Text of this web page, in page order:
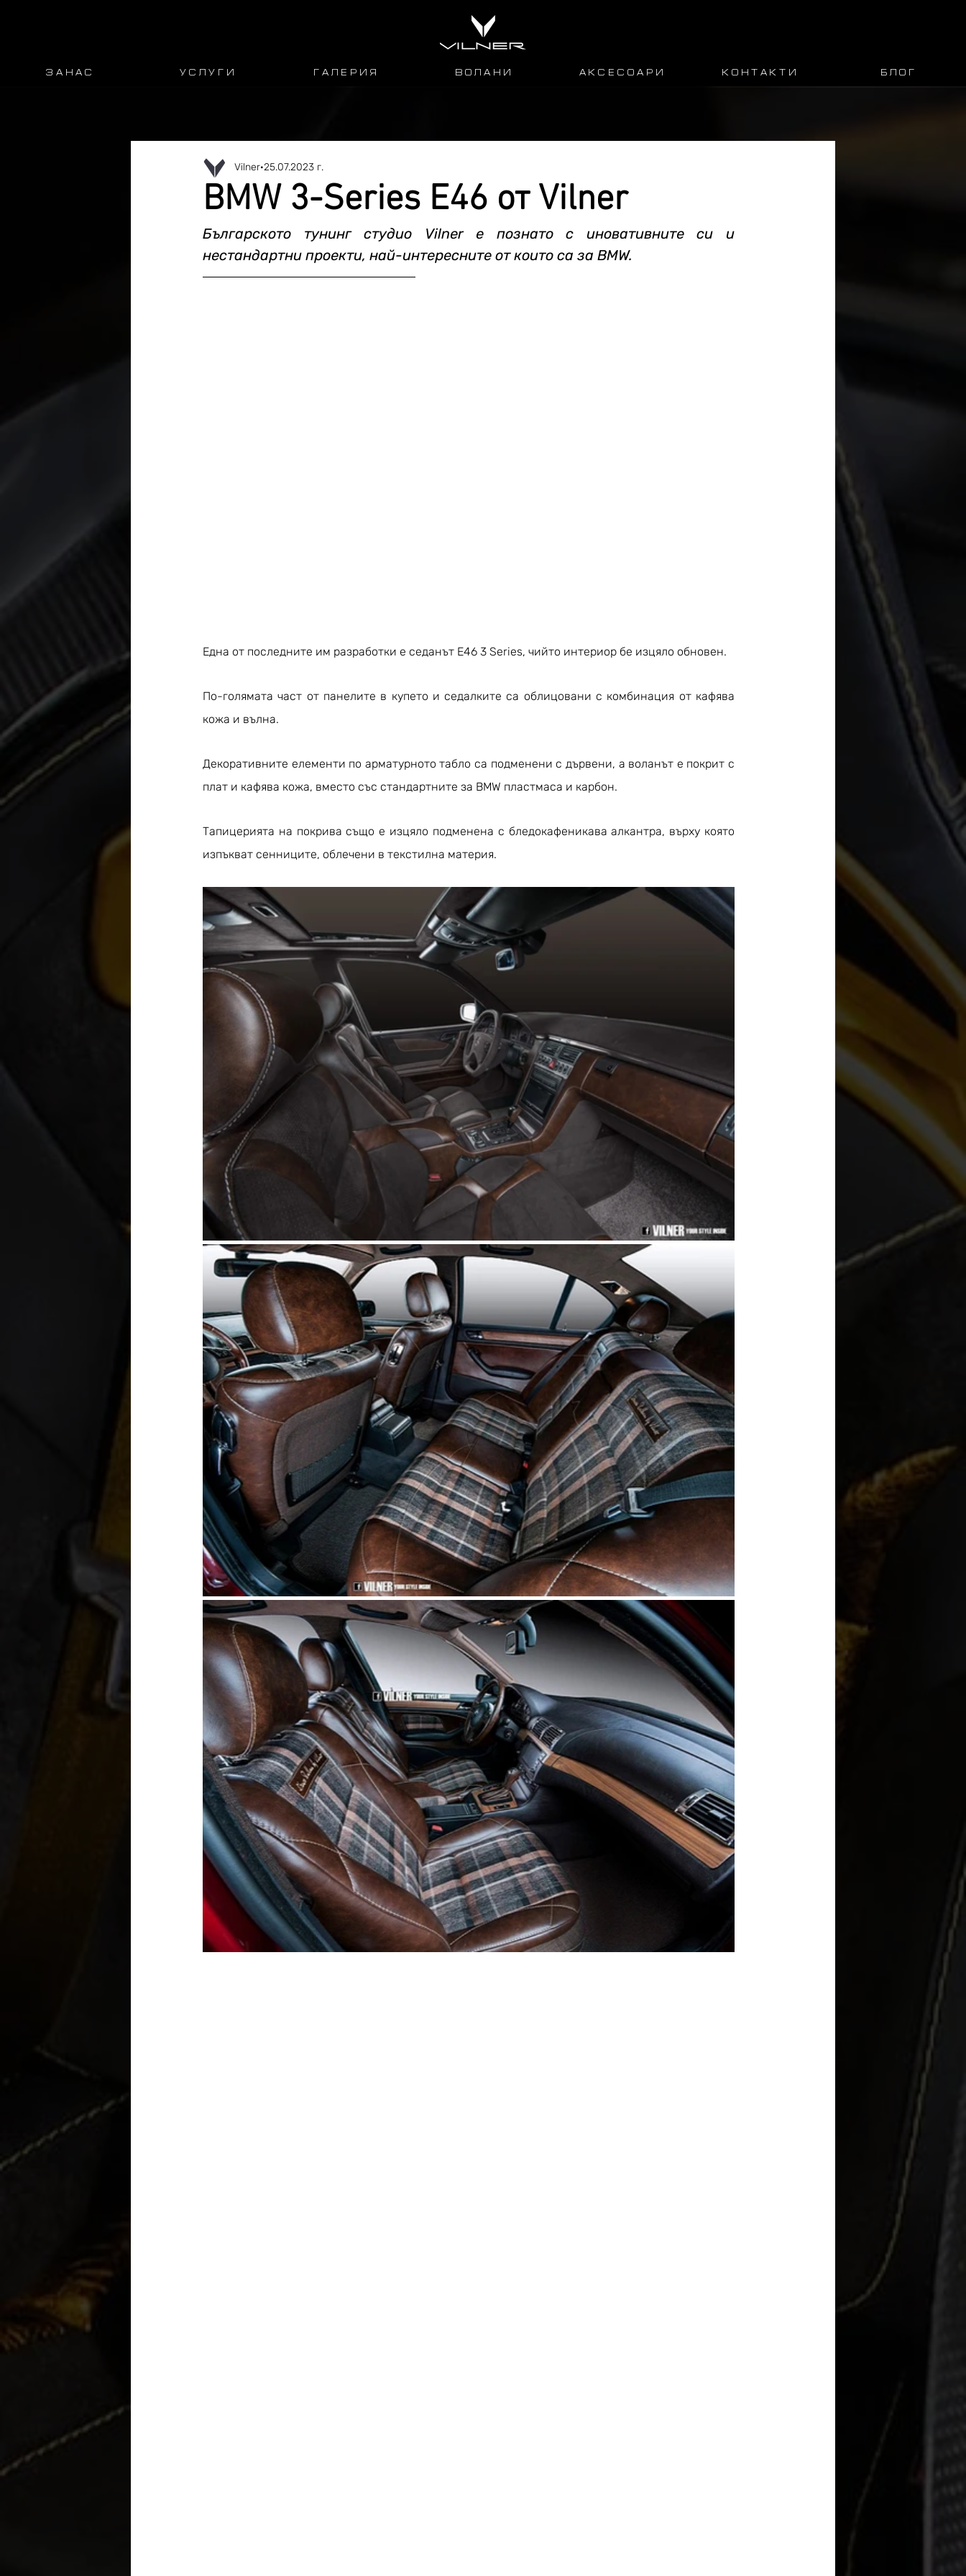
З А Н А С У С Л У Г И Г А Л Е Р И Я В О Л А Н И А К С Е С О А Р И К О Н Т А К Т И Б Л О Г
BMW 3-Series E46 от Vilner
Vilner 25.07.2023 г.
Българското тунинг студио Vilner е познато с иновативните си и
нестандартни проекти, най-интересните от които са за BMW.
Една от последните им разработки е седанът E46 3 Series, чийто интериор бе изцяло обновен.
По-голямата част от панелите в купето и седалките са облицовани с комбинация от кафява
кожа и вълна.
Декоративните елементи по арматурното табло са подменени с дървени, а воланът е покрит с
плат и кафява кожа, вместо със стандартните за BMW пластмаса и карбон.
Тапицерията на покрива също е изцяло подменена с бледокафеникава алкантра, върху която
изпъкват сенниците, облечени в текстилна материя.